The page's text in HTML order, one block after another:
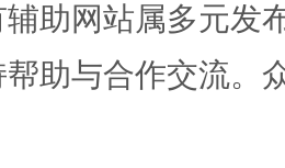
助网站属多元发
助与合作交流。